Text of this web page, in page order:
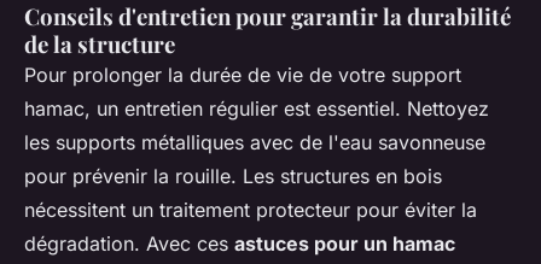
Conseils d'entretien pour garantir la durabilité
de la structure
Pour prolonger la durée de vie de votre support
hamac, un entretien régulier est essentiel. Nettoyez
les supports métalliques avec de l'eau savonneuse
pour prévenir la rouille. Les structures en bois
nécessitent un traitement protecteur pour éviter la
dégradation. Avec ces astuces pour un hamac